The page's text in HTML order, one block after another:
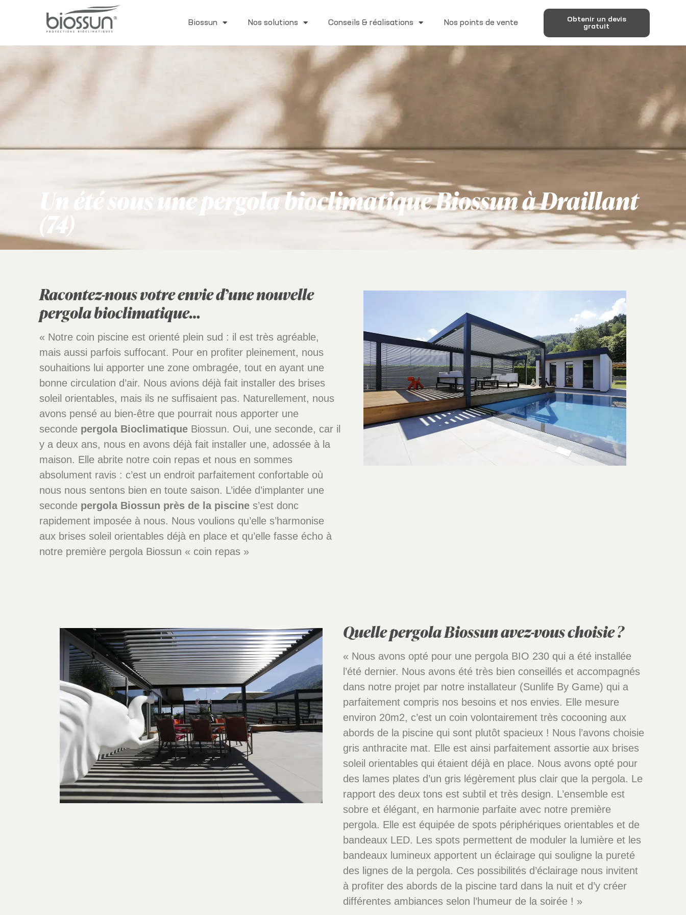
Biossun Nos solutions Conseils & réalisations Nos points de vente
Obtenir un devis
gratuit
Un été sous une pergola bioclimatique Biossun à Draillant
(74)
Racontez-nous votre envie d’une nouvelle
pergola bioclimatique…
« Notre coin piscine est orienté plein sud : il est très agréable,
mais aussi parfois suffocant. Pour en profiter pleinement, nous
souhaitions lui apporter une zone ombragée, tout en ayant une
bonne circulation d’air. Nous avions déjà fait installer des brises
soleil orientables, mais ils ne suffisaient pas. Naturellement, nous
avons pensé au bien-être que pourrait nous apporter une
seconde pergola Bioclimatique Biossun. Oui, une seconde, car il
y a deux ans, nous en avons déjà fait installer une, adossée à la
maison. Elle abrite notre coin repas et nous en sommes
absolument ravis : c’est un endroit parfaitement confortable où
nous nous sentons bien en toute saison. L’idée d’implanter une
seconde pergola Biossun près de la piscine s’est donc
rapidement imposée à nous. Nous voulions qu’elle s’harmonise
aux brises soleil orientables déjà en place et qu’elle fasse écho à
notre première pergola Biossun « coin repas »
Quelle pergola Biossun avez-vous choisie ?
« Nous avons opté pour une pergola BIO 230 qui a été installée
l’été dernier. Nous avons été très bien conseillés et accompagnés
dans notre projet par notre installateur (Sunlife By Game) qui a
parfaitement compris nos besoins et nos envies. Elle mesure
environ 20m2, c’est un coin volontairement très cocooning aux
abords de la piscine qui sont plutôt spacieux ! Nous l’avons choisie
gris anthracite mat. Elle est ainsi parfaitement assortie aux brises
soleil orientables qui étaient déjà en place. Nous avons opté pour
des lames plates d’un gris légèrement plus clair que la pergola. Le
rapport des deux tons est subtil et très design. L’ensemble est
sobre et élégant, en harmonie parfaite avec notre première
pergola. Elle est équipée de spots périphériques orientables et de
bandeaux LED. Les spots permettent de moduler la lumière et les
bandeaux lumineux apportent un éclairage qui souligne la pureté
des lignes de la pergola. Ces possibilités d’éclairage nous invitent
à profiter des abords de la piscine tard dans la nuit et d’y créer
différentes ambiances selon l’humeur de la soirée ! »